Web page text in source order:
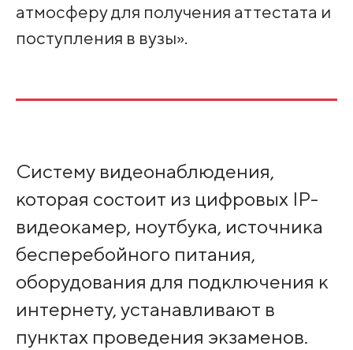
атмосферу для получения аттестата и
поступления в вузы».
Систему видеонаблюдения,
которая состоит из цифровых IP-
видеокамер, ноутбука, источника
бесперебойного питания,
оборудования для подключения к
интернету, устанавливают в
пунктах проведения экзаменов.